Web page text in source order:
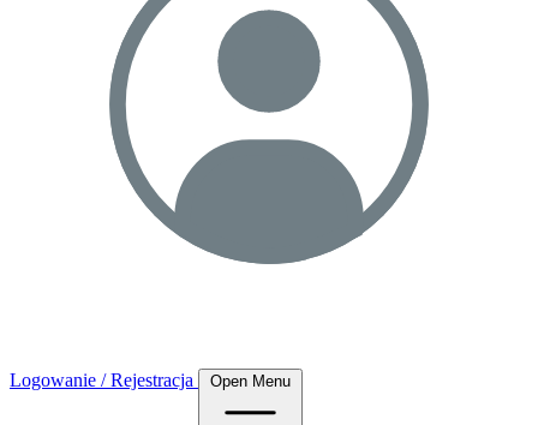
Logowanie / Rejestracja Open Menu